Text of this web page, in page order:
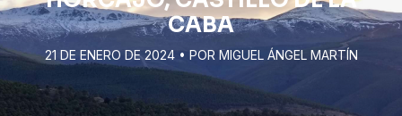
CABA
21 DE ENERO DE 2024 • POR MIGUEL ÁNGEL MARTÍN